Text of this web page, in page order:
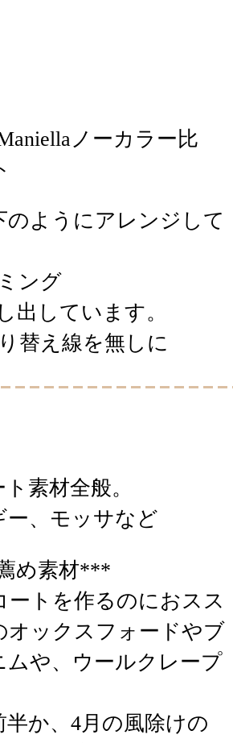
のようにアレンジして
ング
出しています。
替え線を無しに
素材全般。
ー、モッサなど
め素材***
ートを作るのにおスス
オックスフォードやブ
ムや、ウールクレープ
か、4月の風除けの